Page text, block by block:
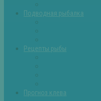
Подводная рыбалка
Рецепты рыбы
Прогноз клева